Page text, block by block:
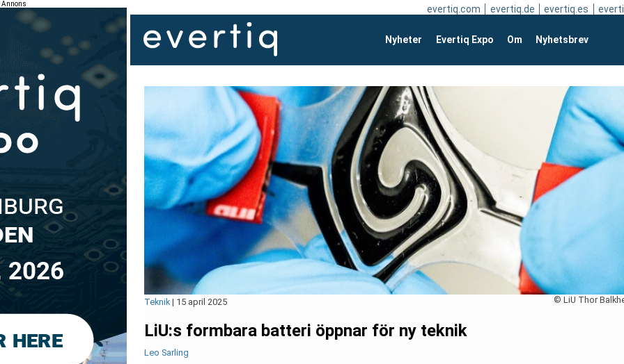
Annons evertiq.com evertiq.de evertiq.es
Nyheter Evertiq Expo Om Nyhetsbrev
© LiU Thor
Teknik | 15 april 2025
LiU:s formbara batteri öppnar för ny teknik
Leo Sarling